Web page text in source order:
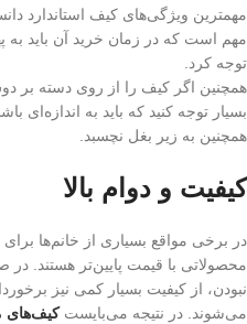
مهمترین ویژگی‌های کیف استاندارد
مهم است که در زمان خرید آن باید به
توجه کرد.
همچنین اگر کیف را از روی دسته بر
بسیار توجه کنید که باید به اندازه‌ای
همچنین به زیر بغل نچسبد.
کیفیت و دوام بالا
در برخی مواقع بسیاری از خانم‌ها
محصولاتی با قیمت پایین‌تر هستند.
نبودن، از کیفیت بسیار کمی نیز
می‌شوند. در نتیجه می‌بایستکیف‌های